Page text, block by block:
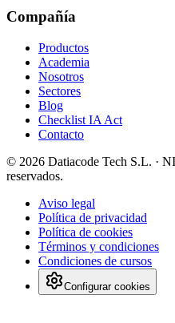
Compañía
Productos
Academia
Nosotros
Sectores
Blog
Checklist IA Act
Contacto
© 2026 Datiacode Tech S.L. ·
reservados.
Aviso legal
Política de privacidad
Política de cookies
Términos y condiciones
Condiciones de cursos
Configurar cookies